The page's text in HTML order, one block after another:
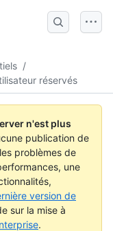
/
réservés
n'est plus
publication de
problèmes de
une
version de
sur la mise à
.